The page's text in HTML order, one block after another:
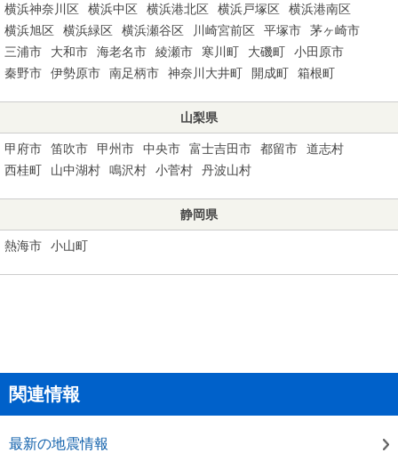
横浜神奈川区 横浜中区 横浜港北区 横浜戸塚区
横浜港南区
横浜旭区
横浜緑区 横浜瀬谷区 川崎宮前区 平塚市
茅ヶ崎市
三浦市
大和市 海老名市 綾瀬市 寒川町 大磯町
小田原市
秦野市
伊勢原市 南足柄市 神奈川大井町 開成町 箱根町
山梨県
甲府市 笛吹市 甲州市 中央市 富士吉田市 都留市
道志村
西桂町
山中湖村 鳴沢村 小菅村 丹波山村
静岡県
熱海市 小山町
関連情報
最新の地震情報